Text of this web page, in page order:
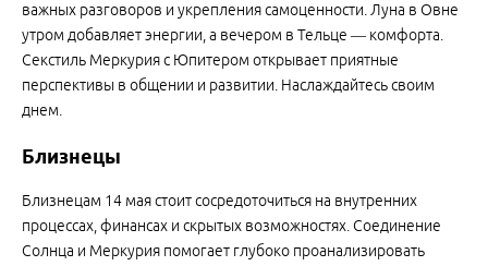
важных разговоров и укрепления самоценности. Луна в Овне
утром добавляет энергии, а вечером в Тельце — комфорта.
Секстиль Меркурия с Юпитером открывает приятные
перспективы в общении и развитии. Наслаждайтесь своим
днем.
Близнецы
Близнецам 14 мая стоит сосредоточиться на внутренних
процессах, финансах и скрытых возможностях. Соединение
Солнца и Меркурия помогает глубоко проанализировать